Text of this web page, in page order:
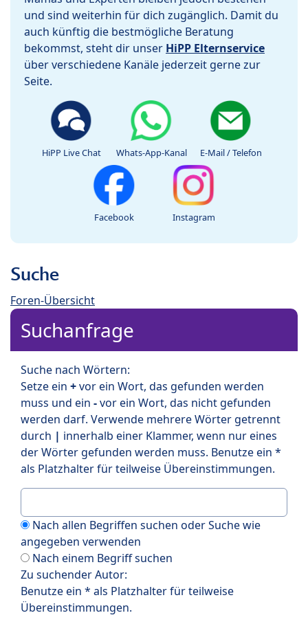
und sind weiterhin für dich zugänglich. Damit du
auch künftig die bestmögliche Beratung
bekommst, steht dir unser HiPP Elternservice
über verschiedene Kanäle jederzeit gerne zur
Seite.
HiPP Live Chat Whats-App-Kanal E-Mail / Telefon
Facebook Instagram
Suche
Foren-Übersicht
Suchanfrage
Suche nach Wörtern:
Setze ein +vor ein Wort, das gefunden werden
muss und ein -vor ein Wort, das nicht gefunden
werden darf. Verwende mehrere Wörter getrennt
durch | innerhalb einer Klammer, wenn nur eines
der Wörter gefunden werden muss. Benutze ein *
als Platzhalter für teilweise Übereinstimmungen.
Nach allen Begriffen suchen oder Suche wie
angegeben verwenden
Nach einem Begriff suchen
Zu suchender Autor:
Benutze ein * als Platzhalter für teilweise
Übereinstimmungen.